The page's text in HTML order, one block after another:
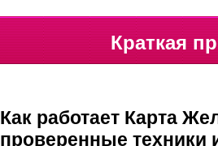
Краткая
Как работает Карта
проверенные техники